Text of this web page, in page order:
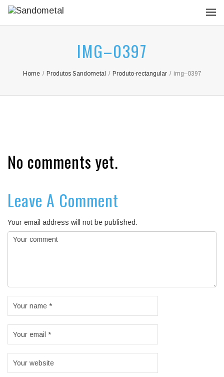
IMG–0397
Home / Produtos Sandometal / Produto-rectangular / img–0397
No comments yet.
Leave A Comment
Your email address will not be published.